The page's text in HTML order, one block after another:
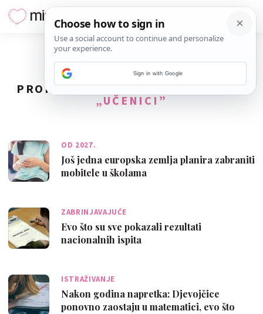
PRONAĐENO60REZULTATA ZA TAG
„UČENICI”
OD 2027.
Još jedna europska zemlja planira zabraniti
mobitele u školama
ZABRINJAVAJUĆE
Evo što su sve pokazali rezultati
nacionalnih ispita
ISTRAŽIVANJE
Nakon godina napretka: Djevojčice
ponovno zaostaju u matematici, evo što
Sign in with Google